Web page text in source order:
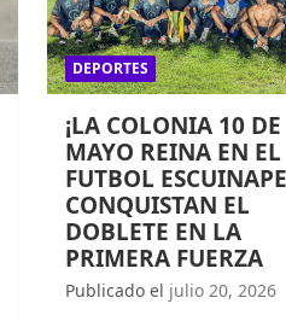
DEPORTES
¡LA COLONIA 10 DE
MAYO REINA EN EL
FUTBOL
CONQUISTAN EL
DOBLETE EN LA
PRIMERA FUERZA
Publicado el julio 20, 2026